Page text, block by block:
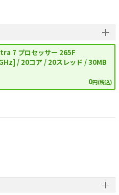
7 プロセッサー 265F
/ 20コア / 20スレッド / 30MB
0円(税込)